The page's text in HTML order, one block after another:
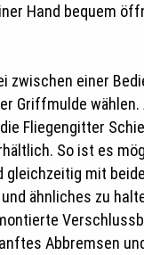
Hand bequem
zwischen einer
Griffmulde
Fliegengitter
So ist es
gleichzeitig mit
ähnliches zu
Abbremsen